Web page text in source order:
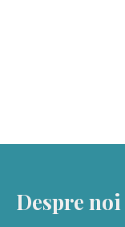
Despre noi